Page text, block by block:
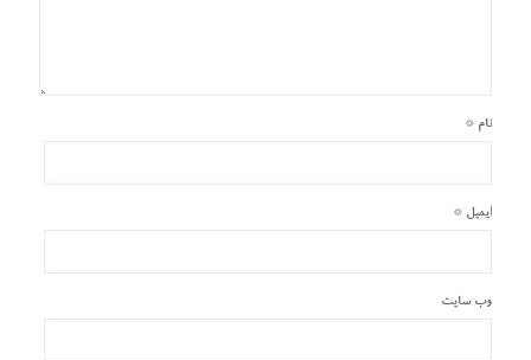
نام *
ایمیل *
وب‌ سایت